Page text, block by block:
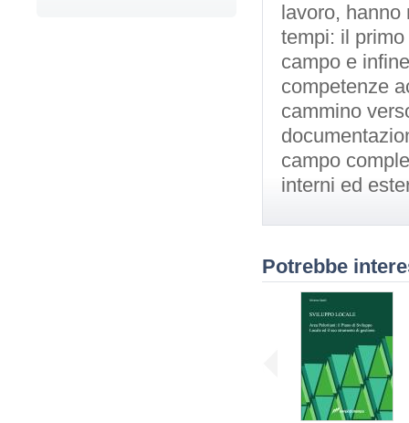
lavoro, hanno
tempi: il
campo e
competenze
cammino
campo
interni ed
Potrebbe